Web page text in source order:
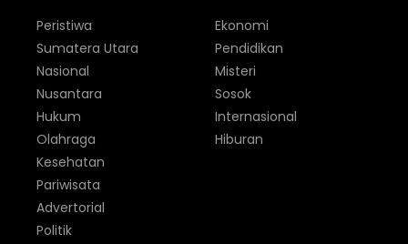
Peristiwa
Sumatera Utara
Nasional
Nusantara
Hukum
Olahraga
Ekonomi
Pendidikan
Misteri
Sosok
Internasional
Hiburan
Kesehatan
Pariwisata
Advertorial
Politik